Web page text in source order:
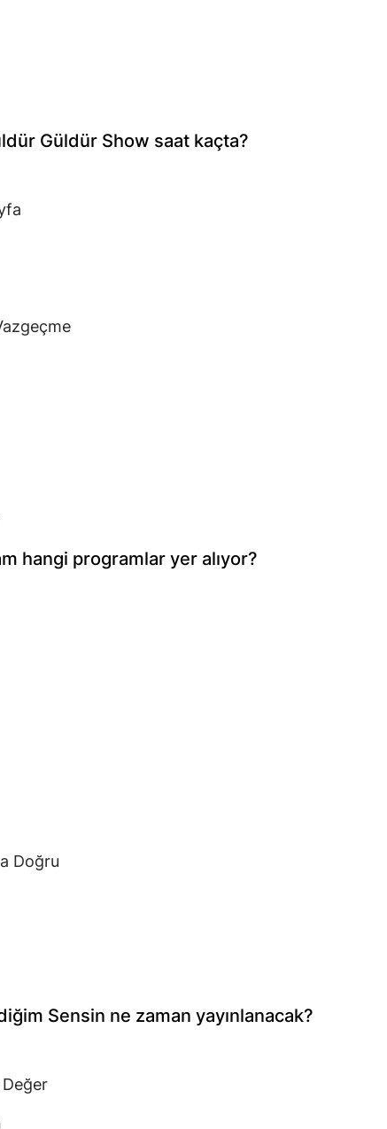
Güldür Show saat kaçta?
hangi programlar yer alıyor?
Doğru
Sensin ne zaman yayınlanacak?